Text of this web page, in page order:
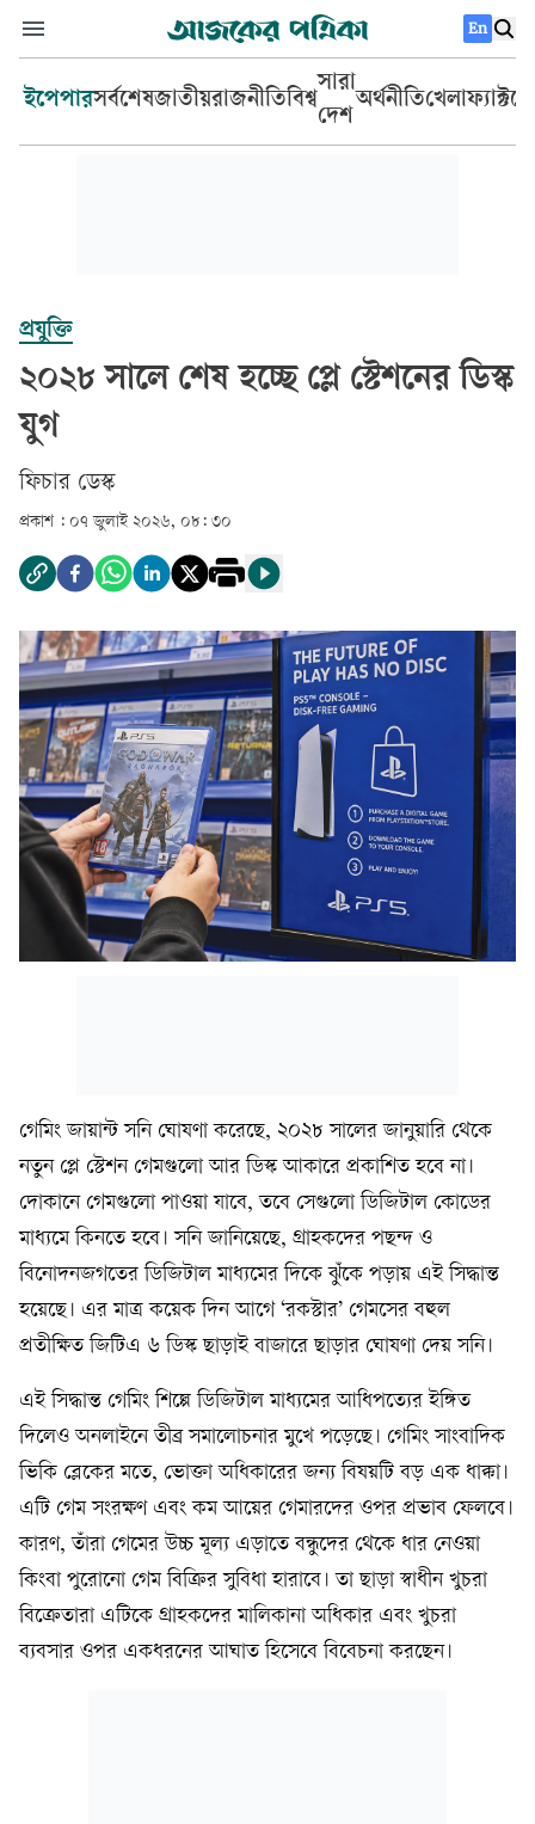
En
ইপেপারসর্বশেষজাতীয়রাজনীতিবিশ্ব
সারা
দেশ
অর্থনীতিখেলা
প্রযুক্তি
২০২৮ সালে শেষ হচ্ছে প্লে স্টেশনের ডিস্ক
যুগ
ফিচার ডেস্ক
প্রকাশ : ০৭ জুলাই ২০২৬, ০৮: ৩০
গেমিং জায়ান্ট সনি ঘোষণা করেছে, ২০২৮ সালের জানুয়ারি থেকে
নতুন প্লে স্টেশন গেমগুলো আর ডিস্ক আকারে প্রকাশিত হবে না।
দোকানে গেমগুলো পাওয়া যাবে, তবে সেগুলো ডিজিটাল কোডের
মাধ্যমে কিনতে হবে। সনি জানিয়েছে, গ্রাহকদের পছন্দ ও
বিনোদনজগতের ডিজিটাল মাধ্যমের দিকে ঝুঁকে পড়ায় এই সিদ্ধান্ত
হয়েছে। এর মাত্র কয়েক দিন আগে ‘রকস্টার’ গেমসের বহুল
প্রতীক্ষিত জিটিএ ৬ ডিস্ক ছাড়াই বাজারে ছাড়ার ঘোষণা দেয় সনি।
এই সিদ্ধান্ত গেমিং শিল্পে ডিজিটাল মাধ্যমের আধিপত্যের ইঙ্গিত
দিলেও অনলাইনে তীব্র সমালোচনার মুখে পড়েছে। গেমিং সাংবাদিক
ভিকি ব্লেকের মতে, ভোক্তা অধিকারের জন্য বিষয়টি বড় এক ধাক্কা।
এটি গেম সংরক্ষণ এবং কম আয়ের গেমারদের ওপর প্রভাব ফেলবে।
কারণ, তাঁরা গেমের উচ্চ মূল্য এড়াতে বন্ধুদের থেকে ধার নেওয়া
কিংবা পুরোনো গেম বিক্রির সুবিধা হারাবে। তা ছাড়া স্বাধীন খুচরা
বিক্রেতারা এটিকে গ্রাহকদের মালিকানা অধিকার এবং খুচরা
ব্যবসার ওপর একধরনের আঘাত হিসেবে বিবেচনা করছেন।